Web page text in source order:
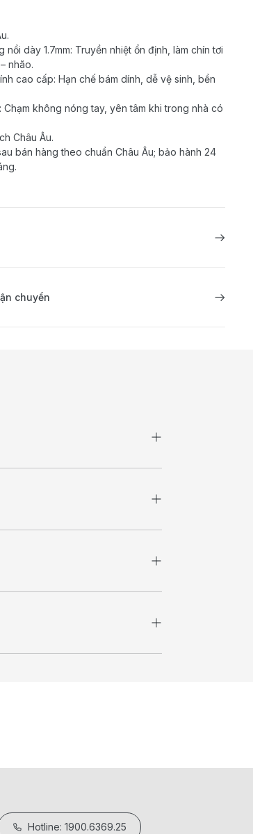
nồi dày 1.7mm: Truyền nhiệt ổn định, làm chín tơi
nhão.
cao cấp: Hạn chế bám dính, dễ vệ sinh, bền
Chạm không nóng tay, yên tâm khi trong nhà có
Châu Âu.
bán hàng theo chuẩn Châu Âu; bảo hành 24
chuyển
Hotline: 1900.6369.25